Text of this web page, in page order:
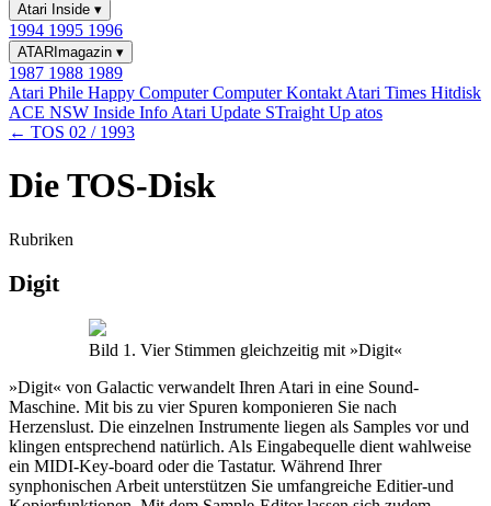
Atari Inside ▾
1994 1995 1996
ATARImagazin ▾
1987 1988 1989
Atari Phile Happy ComputerComputer Kontakt Atari Times Hitdisk
ACE NSW Inside Info Atari Update STraight Up atos
← TOS 02 / 1993
Die TOS-Disk
Rubriken
Digit
Bild 1. Vier Stimmen gleichzeitig mit »Digit«
»Digit« von Galactic verwandelt Ihren Atari in eine Sound-
Maschine. Mit bis zu vier Spuren komponieren Sie nach
Herzenslust. Die einzelnen Instrumente liegen als Samples vor und
klingen entsprechend natürlich. Als Eingabequelle dient wahlweise
ein MIDI-Key-board oder die Tastatur. Während Ihrer
synphonischen Arbeit unterstützen Sie umfangreiche Editier-und